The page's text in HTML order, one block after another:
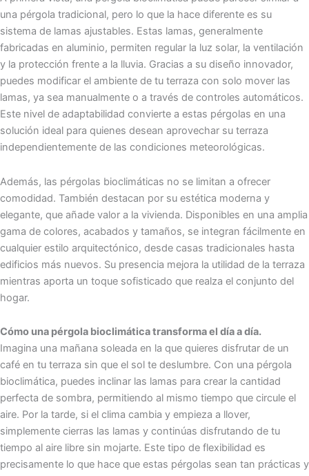
una pérgola tradicional, pero lo que la hace diferente es su
sistema de lamas ajustables. Estas lamas, generalmente
fabricadas en aluminio, permiten regular la luz solar, la ventilación
y la protección frente a la lluvia. Gracias a su diseño innovador,
puedes modificar el ambiente de tu terraza con solo mover las
lamas, ya sea manualmente o a través de controles automáticos.
Este nivel de adaptabilidad convierte a estas pérgolas en una
solución ideal para quienes desean aprovechar su terraza
independientemente de las condiciones meteorológicas.
Además, las pérgolas bioclimáticas no se limitan a ofrecer
comodidad. También destacan por su estética moderna y
elegante, que añade valor a la vivienda. Disponibles en una amplia
gama de colores, acabados y tamaños, se integran fácilmente en
cualquier estilo arquitectónico, desde casas tradicionales hasta
edificios más nuevos. Su presencia mejora la utilidad de la terraza
mientras aporta un toque sofisticado que realza el conjunto del
hogar.
Cómo una pérgola bioclimática transforma el día a día.
Imagina una mañana soleada en la que quieres disfrutar de un
café en tu terraza sin que el sol te deslumbre. Con una pérgola
bioclimática, puedes inclinar las lamas para crear la cantidad
perfecta de sombra, permitiendo al mismo tiempo que circule el
aire. Por la tarde, si el clima cambia y empieza a llover,
simplemente cierras las lamas y continúas disfrutando de tu
tiempo al aire libre sin mojarte. Este tipo de flexibilidad es
precisamente lo que hace que estas pérgolas sean tan prácticas y